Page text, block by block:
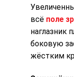
всё поле
наглазник
боковую
жёстким